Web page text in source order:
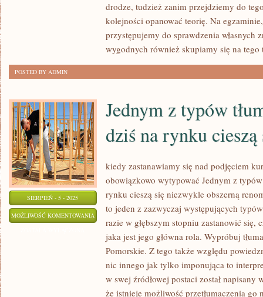
WSZYSTKIM
SAMO
DOTYCZY
drodze, tudzież zanim przejdziemy do
kolejności opanować teorię. Na
przystępujemy do sprawdzenia własnych
wygodnych również skupiamy się na tego
POSTED BY ADMIN
SIERPIEŃ - 5 - 2025
MOŻLIWOŚĆ KOMENTOWANIA JEDNYM
TYPÓW
Jednym z typów
dziś na rynku
kiedy zastanawiamy się nad podjęciem
obowiązkowo wytypować Jednym z
rynku cieszą się niezwykle obszerną
to jeden z zazwyczaj występujących
razie w głębszym stopniu zastanowić się,
jaka jest jego główna rola. Wypróbuj
Pomorskie. Z tego także względu
nic innego jak tylko imponująca to
w swej źródłowej postaci został
że istnieje możliwość przetłumaczenia